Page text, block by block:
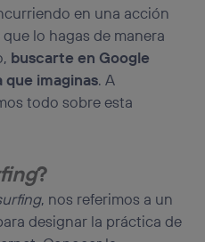
en una acción
que lo hagas de manera
buscarte en Google
que imaginas. A
todo sobre esta
?
, nos referimos a un
designar la práctica de